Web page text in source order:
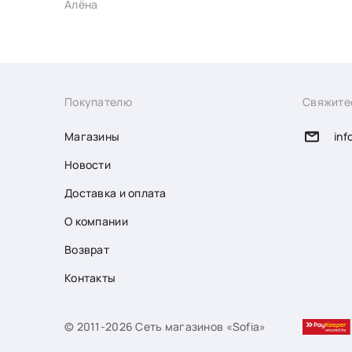
Алёна
Покупателю
Магазины
Новости
Доставка и оплата
О компании
Возврат
Контакты
© 2011-2026 Сеть магазинов «Sofia»